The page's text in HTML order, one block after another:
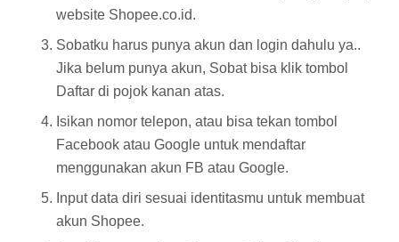
website Shopee.co.id.
Sobatku harus punya akun dan login dahulu ya..
Jika belum punya akun, Sobat bisa klik tombol
Daftar di pojok kanan atas.
Isikan nomor telepon, atau bisa tekan tombol
Facebook atau Google untuk mendaftar
menggunakan akun FB atau Google.
Input data diri sesuai identitasmu untuk membuat
akun Shopee.